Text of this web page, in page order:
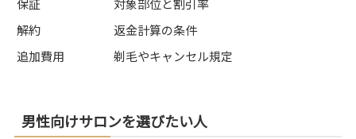
解約
返金計算の条件
追加費用
剃毛やキャンセル規定
男性向けサロンを選びたい人